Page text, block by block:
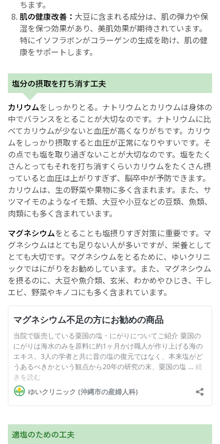
ちます。
肌の健康改善： 大豆に含まれる成分は、肌の弾力や保
湿を保つ効果があり、美肌効果が期待されています。
特にイソフラボンがコラーゲンの生成を助け、肌の健
康をサポートします。
塩分の摂取を打ち消す工夫
カリウムをしっかりとる。ナトリウムとカリウムは身体の
中でバランスをとることが大切なのです。ナトリウムに比
べてカリウムが少ないと血圧が高くなりがちです。カリウ
ムをしっかり摂取すると血圧が正常になりやすいです。そ
の点でも塩を取り過ぎないことが大切なのです。塩をたく
さんとってもそれを打ち消すくらいカリウムをたくさん摂
っていると血圧は上がりすぎず、脳卒中が予防できます。
カリウムは、生の野菜や果物に多く含まれます。また、サ
ツマイモのようなイモ類、大豆や小豆などの豆類、魚類、
肉類にも多く含まれています。
マグネシウムをとることも塩摂りすぎ対策に重要です。マ
グネシウムはとても足りない人が多いですが、栄養として
とても大切です。マグネシウムをとるために、ゆいクリニ
ックではにがりをお勧めしています。また、マグネシウム
を摂るのに、大豆や魚介類、玄米、わかめやひじき、干し
エビ、野菜やキノコにも多く含まれています。
適塩のための工夫